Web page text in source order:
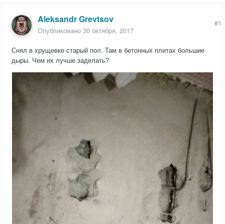
Aleksandr Grevtsov
Опубликовано 30 октября, 2017
#1
Снял в хрущевке старый пол. Там в бетонных плитах большие
дыры. Чем их лучше заделать?